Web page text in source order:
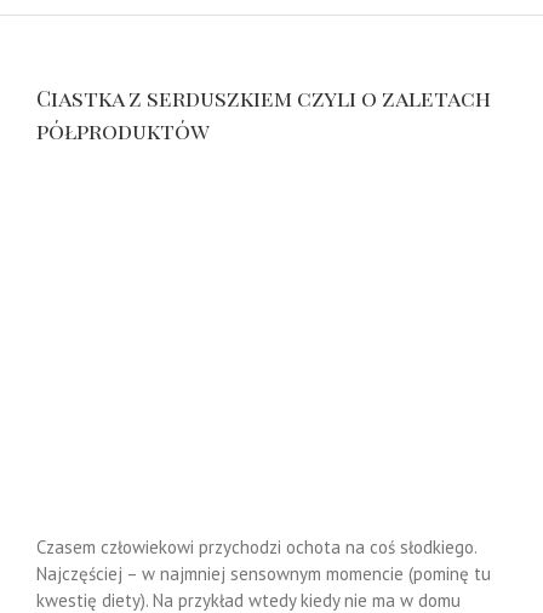
Ciastka z serduszkiem czyli o zaletach
półproduktów
Czasem człowiekowi przychodzi ochota na coś słodkiego.
Najczęściej – w najmniej sensownym momencie (pominę tu
kwestię diety). Na przykład wtedy kiedy nie ma w domu